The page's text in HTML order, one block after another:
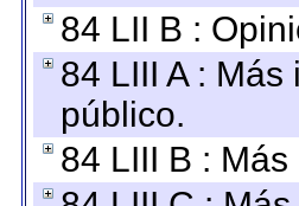
84 LII B :
84 LIII A :
público.
84 LIII B :